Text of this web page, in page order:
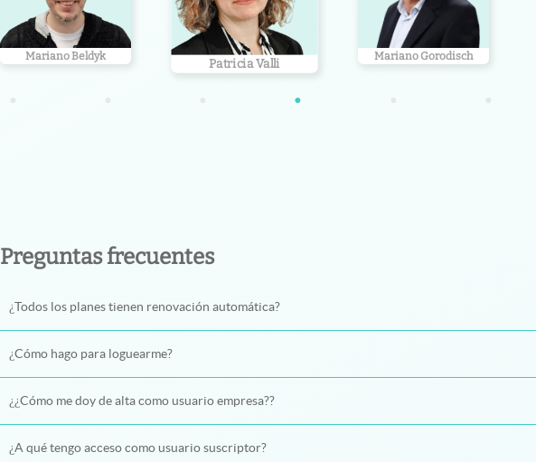
Mariano Beldyk
Patricia Valli
Mariano Gorodisch
•
Preguntas frecuentes
¿Todos los planes tienen renovación automática?
¿Cómo hago para loguearme?
¿¿Cómo me doy de alta como usuario empresa??
¿A qué tengo acceso como usuario suscriptor?